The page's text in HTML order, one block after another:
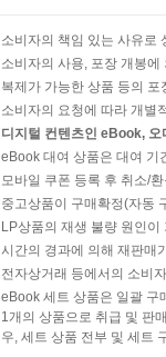
소비자의 책임 있는 사유로
소비자의 사용, 포장 개봉
복제가 가능한 상품 등의
소비자의 요청에 따라 개별
디지털 컨텐츠인 eBook,
eBook 대여 상품은 대여 기
모바일 쿠폰 등록 후 취소/
중고상품이 구매확정(자동
LP상품의 재생 불량 원인
시간의 경과에 의해 재판매
전자상거래 등에서의 소비
eBook 세트 상품은 일괄 구
1개의 상품으로 취급 및 판
우, 세트 상품 전부 및 세트